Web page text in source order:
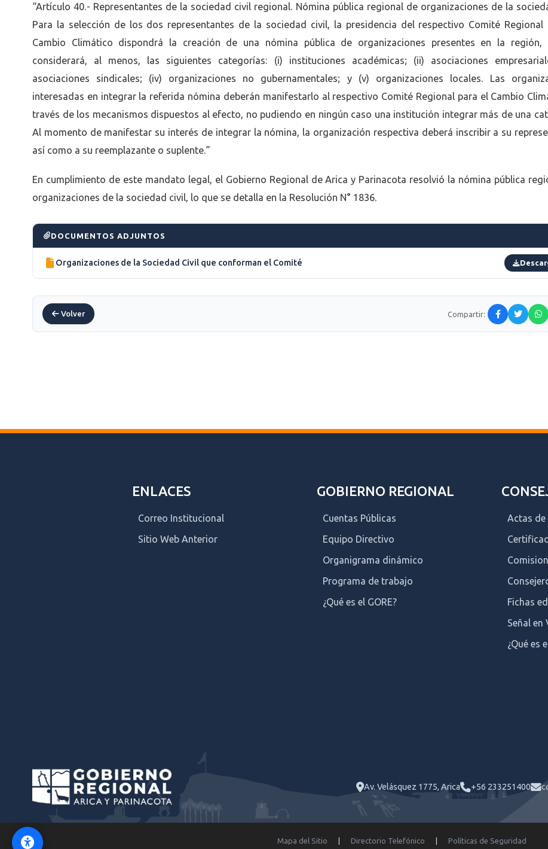
“Artículo 40.- Representantes de la sociedad civil regional. Nómina pública regional de organizaciones de la
Para la selección de los dos representantes de la sociedad civil, la presidencia del respectivo Comité Regional
Cambio Climático dispondrá la creación de una nómina pública de organizaciones presentes en la región,
considerará, al menos, las siguientes categorías: (i) instituciones académicas; (ii) asociaciones
asociaciones sindicales; (iv) organizaciones no gubernamentales; y (v) organizaciones locales. Las
interesadas en integrar la referida nómina deberán manifestarlo al respectivo Comité Regional para el Cambio
través de los mecanismos dispuestos al efecto, no pudiendo en ningún caso una institución integrar más de una
Al momento de manifestar su interés de integrar la nómina, la organización respectiva deberá inscribir a su
así como a su reemplazante o suplente.”
En cumplimiento de este mandato legal, el Gobierno Regional de Arica y Parinacota resolvió la nómina pública
organizaciones de la sociedad civil, lo que se detalla en la Resolución N° 1836.
DOCUMENTOS ADJUNTOS
Organizaciones de la Sociedad Civil que conforman el Comité
Volver Compartir:
ENLACES
Correo Institucional
Sitio Web Anterior
GOBIERNO REGIONAL
Cuentas Públicas
Equipo Directivo
Organigrama dinámico
Programa de trabajo
¿Qué es el GORE?
Actas de
Fichas
Señal en
¿Qué es
Av. Velásquez 1775, Arica +56 233251400
Mapa del Sitio Directorio Telefónico Políticas de Seguridad